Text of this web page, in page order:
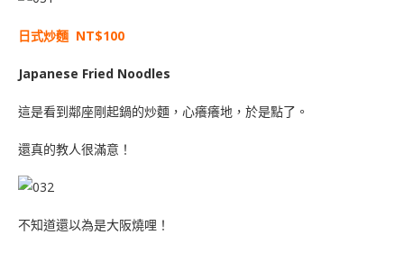
日式炒麵 NT$100
Japanese Fried Noodles
這是看到鄰座剛起鍋的炒麵，心癢癢地，於是點了。
還真的教人很滿意！
不知道還以為是大阪燒哩！